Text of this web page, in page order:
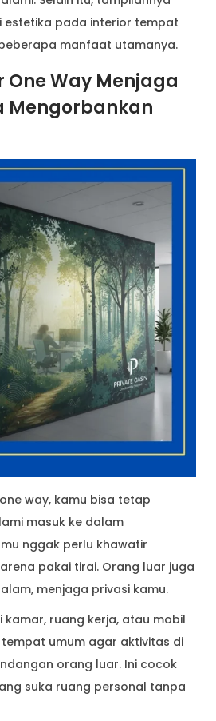
estetika pada interior tempat
manfaat utamanya.
One Way Menjaga
Mengorbankan
way, kamu bisa tetap
masuk ke dalam
nggak perlu khawatir
pakai tirai. Orang luar juga
menjaga privasi kamu.
kamar, ruang kerja, atau mobil
umum agar aktivitas di
orang luar. Ini cocok
suka ruang personal tanpa